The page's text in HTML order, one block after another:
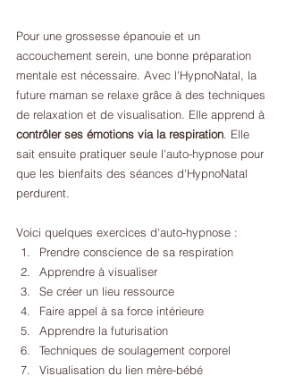
Pour une grossesse épanouie et un
accouchement serein, une bonne préparation
mentale est nécessaire. Avec l'HypnoNatal, la
future maman se relaxe grâce à des techniques
de relaxation et de visualisation. Elle apprend à
contrôler ses émotions via la respiration. Elle
sait ensuite pratiquer seule l'auto-hypnose pour
que les bienfaits des séances d'HypnoNatal
perdurent.
Voici quelques exercices d'auto-hypnose :
Prendre conscience de sa respiration
Apprendre à visualiser
Se créer un lieu ressource
Faire appel à sa force intérieure
Apprendre la futurisation
Techniques de soulagement corporel
Visualisation du lien mère-bébé